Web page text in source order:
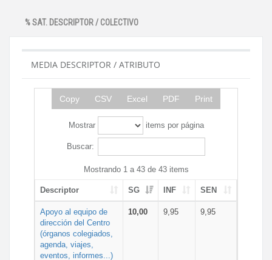
% SAT. DESCRIPTOR / COLECTIVO
MEDIA DESCRIPTOR / ATRIBUTO
Copy CSV Excel PDF Print
Mostrar items por página
Buscar:
Mostrando 1 a 43 de 43 items
Descriptor SG INF SEN
Apoyo al equipo de
dirección del Centro
(órganos colegiados,
agenda, viajes,
eventos, informes...)
10,00 9,95 9,95